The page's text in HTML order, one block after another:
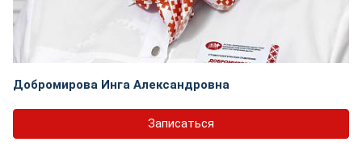
Добромирова Инга Александровна
Записаться